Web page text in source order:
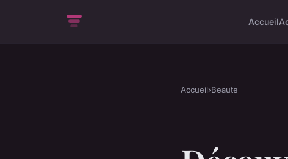
Accueil
Accueil›Beaute